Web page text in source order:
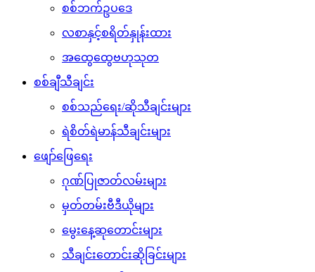
စစ်ဘက်ဥပဒေ
လစာနှင့်စရိတ်နှုန်းထား
အထွေထွေဗဟုသုတ
စစ်ချီသီချင်း
စစ်သည်ရေး/ဆိုသီချင်းများ
ရဲစိတ်ရဲမာန်သီချင်းများ
ဖျော်ဖြေရေး
ဂုဏ်ပြုဇာတ်လမ်းများ
မှတ်တမ်းဗီဒီယိုများ
မွေးနေ့ဆုတောင်းများ
သီချင်းတောင်းဆိုခြင်းများ